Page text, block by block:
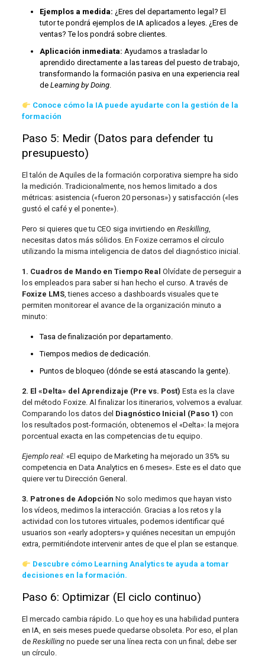
Ejemplos a medida: ¿Eres del departamento legal? El
tutor te pondrá ejemplos de IA aplicados a leyes. ¿Eres de
ventas? Te los pondrá sobre clientes.
Aplicación inmediata: Ayudamos a trasladar lo
aprendido directamente a las tareas del puesto de trabajo,
transformando la formación pasiva en una experiencia real
de Learning by Doing.
Conoce cómo la IA puede ayudarte con la gestión de la
formación
Paso 5: Medir (Datos para defender tu
presupuesto)
El talón de Aquiles de la formación corporativa siempre ha sido
la medición. Tradicionalmente, nos hemos limitado a dos
métricas: asistencia («fueron 20 personas») y satisfacción («les
gustó el café y el ponente»).
Pero si quieres que tu CEO siga invirtiendo en Reskilling,
necesitas datos más sólidos. En Foxize cerramos el círculo
utilizando la misma inteligencia de datos del diagnóstico inicial.
1. Cuadros de Mando en Tiempo Real Olvídate de perseguir a
los empleados para saber si han hecho el curso. A través de
Foxize LMS, tienes acceso a dashboards visuales que te
permiten monitorear el avance de la organización minuto a
minuto:
Tasa de finalización por departamento.
Tiempos medios de dedicación.
Puntos de bloqueo (dónde se está atascando la gente).
2. El «Delta» del Aprendizaje (Pre vs. Post) Esta es la clave
del método Foxize. Al finalizar los itinerarios, volvemos a evaluar.
Comparando los datos del Diagnóstico Inicial (Paso 1) con
los resultados post-formación, obtenemos el «Delta»: la mejora
porcentual exacta en las competencias de tu equipo.
Ejemplo real:«El equipo de Marketing ha mejorado un 35% su
competencia en Data Analytics en 6 meses». Este es el dato que
quiere ver tu Dirección General.
3. Patrones de Adopción No solo medimos que hayan visto
los vídeos, medimos la interacción. Gracias a los retos y la
actividad con los tutores virtuales, podemos identificar qué
usuarios son «early adopters» y quiénes necesitan un empujón
extra, permitiéndote intervenir antes de que el plan se estanque.
Descubre cómo Learning Analytics te ayuda a tomar
decisiones en la formación.
Paso 6: Optimizar (El ciclo continuo)
El mercado cambia rápido. Lo que hoy es una habilidad puntera
en IA, en seis meses puede quedarse obsoleta. Por eso, el plan
de Reskillingno puede ser una línea recta con un final; debe ser
un círculo.